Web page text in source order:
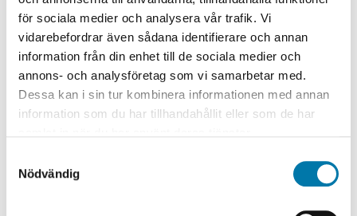
för sociala medier och analysera vår trafik. Vi
vidarebefordrar även sådana identifierare och annan
information från din enhet till de sociala medier och
annons- och analysföretag som vi samarbetar med.
Dessa kan i sin tur kombinera informationen med annan
information som du har tillhandahållit eller som de har
Nödvändig
ligger i planering och samordning”, säger
projektledare Tobias Arvidsson. ”Fokus har legat